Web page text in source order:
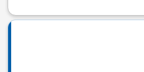
Zakres obowiązków: Budowanie i